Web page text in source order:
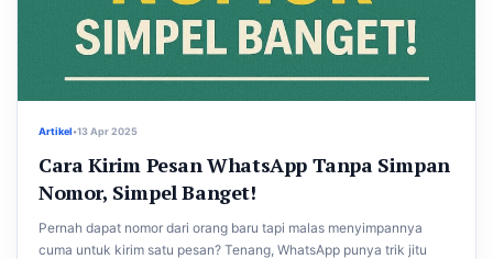
Artikel•13 Apr 2025
Cara Kirim Pesan WhatsApp Tanpa Simpan
Nomor, Simpel Banget!
Pernah dapat nomor dari orang baru tapi malas menyimpannya
cuma untuk kirim satu pesan? Tenang, WhatsApp punya trik jitu